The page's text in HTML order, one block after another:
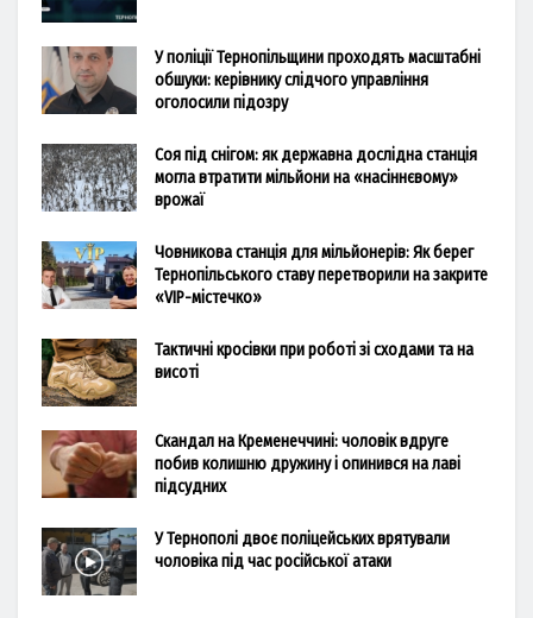
У поліції Тернопільщини проходять масштабні
обшуки: керівнику слідчого управління
оголосили підозру
Соя під снігом: як державна дослідна станція
могла втратити мільйони на «насіннєвому»
врожаї
Човникова станція для мільйонерів: Як берег
Тернопільського ставу перетворили на закрите
«VIP-містечко»
Тактичні кросівки при роботі зі сходами та на
висоті
Скандал на Кременеччині: чоловік вдруге
побив колишню дружину і опинився на лаві
підсудних
У Тернополі двоє поліцейських врятували
чоловіка під час російської атаки